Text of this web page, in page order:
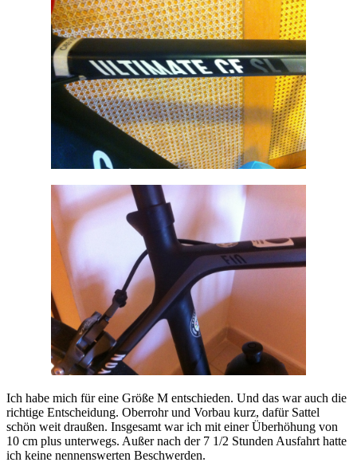
Ich habe mich für eine Größe M entschieden. Und das war auch die
richtige Entscheidung. Oberrohr und Vorbau kurz, dafür Sattel
schön weit draußen. Insgesamt war ich mit einer Überhöhung von
10 cm plus unterwegs. Außer nach der 7 1/2 Stunden Ausfahrt hatte
ich keine nennenswerten Beschwerden.